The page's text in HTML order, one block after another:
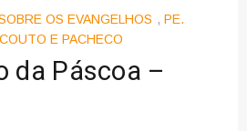
OS EVANGELHOS , PE.
E PACHECO
da Páscoa –